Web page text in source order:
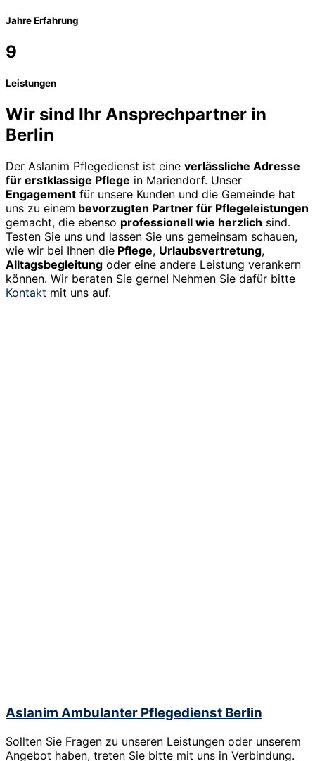
Jahre Erfahrung
9
Leistungen
Wir sind Ihr Ansprechpartner in
Berlin
Der Aslanim Pflegedienst ist eine verlässliche Adresse
für erstklassige Pflege in Mariendorf. Unser
Engagement für unsere Kunden und die Gemeinde hat
uns zu einem bevorzugten Partner für Pflegeleistungen
gemacht, die ebenso professionell wie herzlich sind.
Testen Sie uns und lassen Sie uns gemeinsam schauen,
wie wir bei Ihnen die Pflege, Urlaubsvertretung,
Alltagsbegleitung oder eine andere Leistung verankern
können. Wir beraten Sie gerne! Nehmen Sie dafür bitte
Kontakt mit uns auf.
Aslanim Ambulanter Pflegedienst Berlin
Sollten Sie Fragen zu unseren Leistungen oder unserem
Angebot haben, treten Sie bitte mit uns in Verbindung.